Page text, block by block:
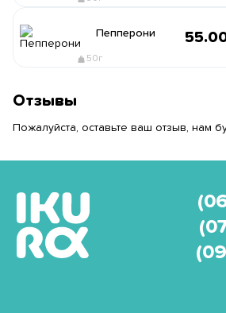
Пепперони
50г
Отзывы
Пожалуйста, оставьте ваш отзыв, нам